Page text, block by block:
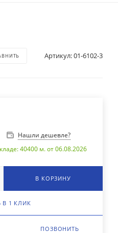
Артикул:01-6102-3
Нашли дешевле?
40400 м. от 06.08.2026
В КОРЗИНУ
В 1 КЛИК
ПОЗВОНИТЬ